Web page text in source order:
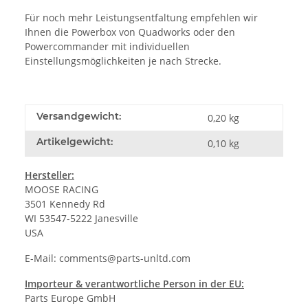
Für noch mehr Leistungsentfaltung empfehlen wir
Ihnen die Powerbox von Quadworks oder den
Powercommander mit individuellen
Einstellungsmöglichkeiten je nach Strecke.
Versandgewicht: 0,20 kg
Artikelgewicht: 0,10 kg
Hersteller:
MOOSE RACING
3501 Kennedy Rd
WI 53547-5222 Janesville
USA
E-Mail: comments@parts-unltd.com
Importeur & verantwortliche Person in der EU:
Parts Europe GmbH